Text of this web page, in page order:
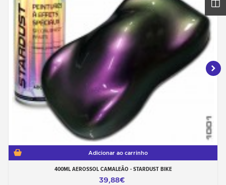
Adicionar ao carrinho
400ML AEROSSOL CAMALEÃO - STARDUST BIKE
39,88€